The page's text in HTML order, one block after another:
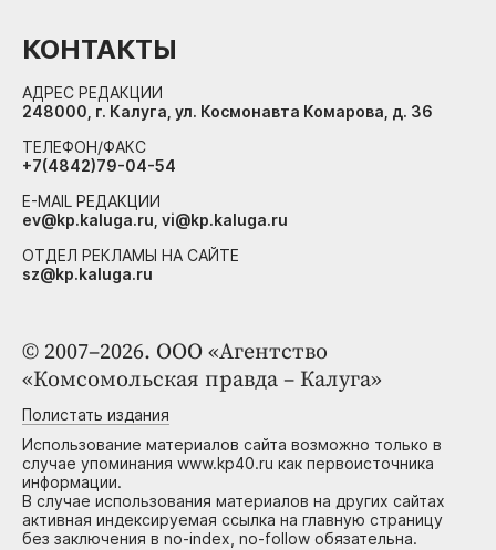
© 2007–2026. ООО «Агентство
«Комсомольская правда – Калуга»
Полистать издания
Использование материалов сайта возможно только в
случае упоминания www.kp40.ru как первоисточника
информации.
В случае использования материалов на других сайтах
активная индексируемая ссылка на главную страницу
без заключения в no-index, no-follow обязательна.
КОНТАКТЫ
АДРЕС РЕДАКЦИИ
248000, г. Калуга, ул. Космонавта Комарова, д. 36
ТЕЛЕФОН/ФАКС
+7(4842)79-04-54
E-MAIL РЕДАКЦИИ
ev@kp.kaluga.ru, vi@kp.kaluga.ru
ОТДЕЛ РЕКЛАМЫ НА САЙТЕ
sz@kp.kaluga.ru